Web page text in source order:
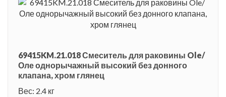
69415KM.21.018 Смеситель для раковины Ole/
Оле однорычажный высокий без донного
клапана, хром глянец
Вес: 2.4 кг